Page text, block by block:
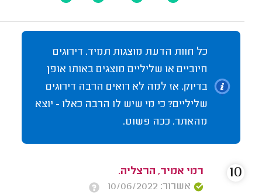
כל חוות הדעת מוצגות תמיד. דירוגים
חיוביים או שליליים מוצגים באותו אופן
בדיוק. אז למה לא רואים הרבה דירוגים
שליליים? כי מי שיש לו הרבה כאלו - יוצא
מהאתר. ככה פשוט.
רמי אמיר, הרצליה.
אשרור: 10/06/2022
10